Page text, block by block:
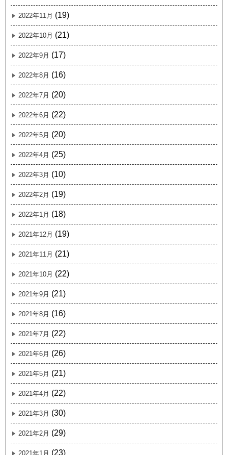
2022年11月 (19)
2022年10月 (21)
2022年9月 (17)
2022年8月 (16)
2022年7月 (20)
2022年6月 (22)
2022年5月 (20)
2022年4月 (25)
2022年3月 (10)
2022年2月 (19)
2022年1月 (18)
2021年12月 (19)
2021年11月 (21)
2021年10月 (22)
2021年9月 (21)
2021年8月 (16)
2021年7月 (22)
2021年6月 (26)
2021年5月 (21)
2021年4月 (22)
2021年3月 (30)
2021年2月 (29)
2021年1月 (23)